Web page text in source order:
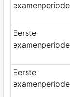
examenperiode
Eerste
examenperiode
Eerste
examenperiode